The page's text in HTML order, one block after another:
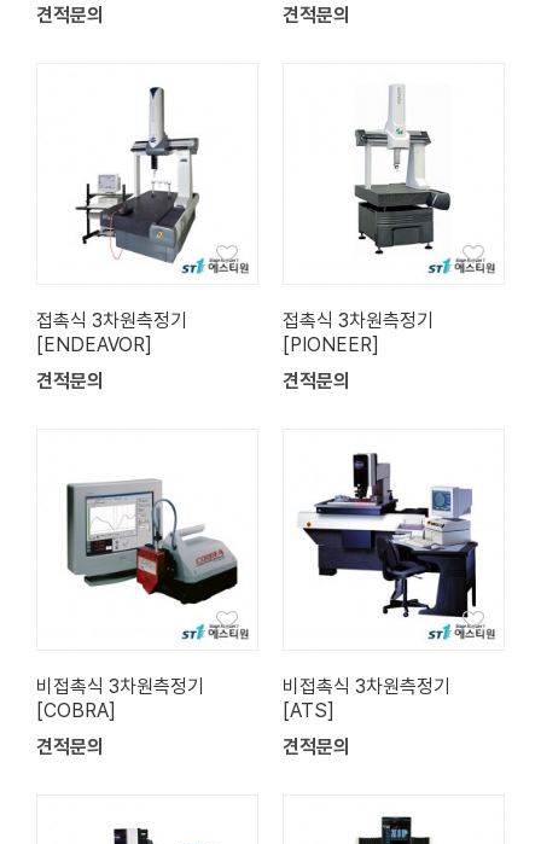
견적문의 견적문의
접촉식 3차원측정기
[ENDEAVOR]
견적문의
접촉식 3차원측정기
[PIONEER]
견적문의
비접촉식 3차원측정기
[COBRA]
견적문의
비접촉식 3차원측정기
[ATS]
견적문의